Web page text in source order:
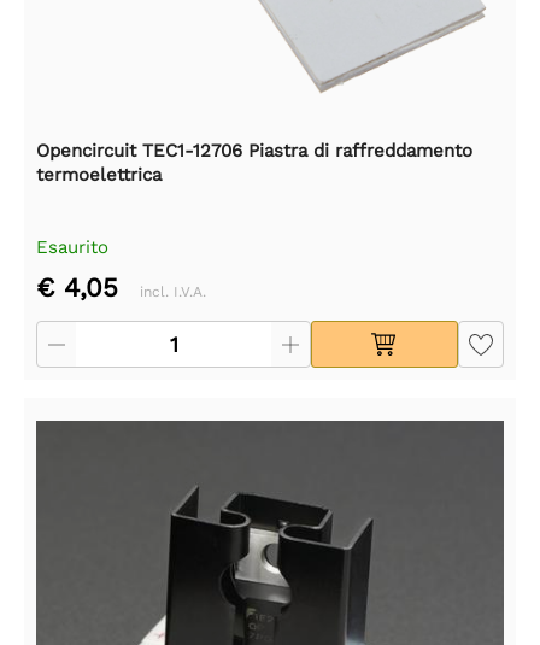
Opencircuit TEC1-12706 Piastra di raffreddamento
termoelettrica
Esaurito
€ 4,05 incl. I.V.A.